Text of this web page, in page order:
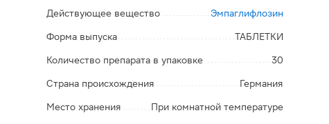
Действующее вещество Эмпаглифлозин
Форма выпуска ТАБЛЕТКИ
Количество препарата в упаковке 30
Страна происхождения Германия
Место хранения При комнатной температуре